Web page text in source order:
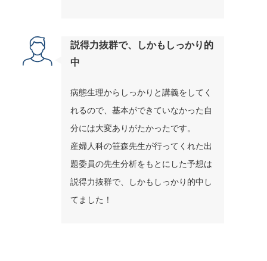
説得力抜群で、しかもしっかり的
中
病態生理からしっかりと講義をしてく
れるので、基本ができていなかった自
分には大変ありがたかったです。
産婦人科の笹森先生が行ってくれた出
題委員の先生分析をもとにした予想は
説得力抜群で、しかもしっかり的中し
てました！